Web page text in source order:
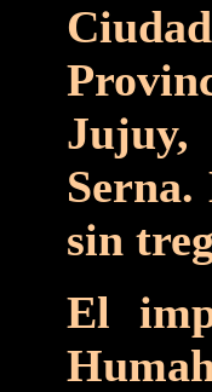
Jujuy,
Serna.
sin
El